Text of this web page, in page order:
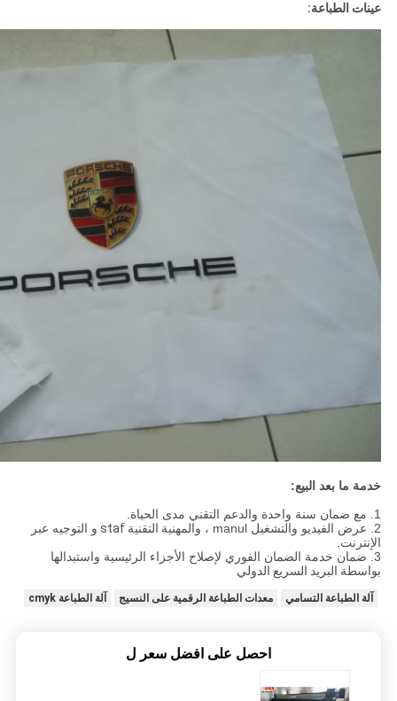
عينات الطباعة:
خدمة ما بعد البيع:
1. مع ضمان سنة واحدة والدعم التقني مدى الحياة.
2. عرض الفيديو والتشغيل manul ، والمهنية
التقنية staf
و التوجيه عبر
الإنترنت.
3. ضمان خدمة الضمان الفوري لإصلاح الأجزاء الرئيسية واستبدالها
بواسطة البريد السريع الدولي
آلة الطباعة التسامي معدات الطباعة الرقمية على النسيج آلة الطباعة cmyk
احصل على افضل سعر ل